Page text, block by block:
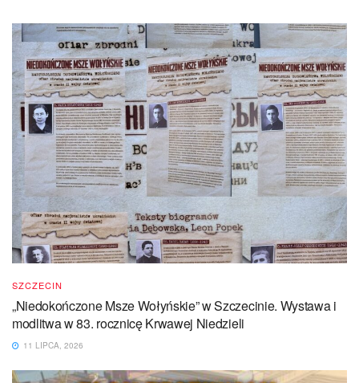
SZCZECIN
„Niedokończone Msze Wołyńskie” w Szczecinie. Wystawa i
modlitwa w 83. rocznicę Krwawej Niedzieli
11 LIPCA, 2026